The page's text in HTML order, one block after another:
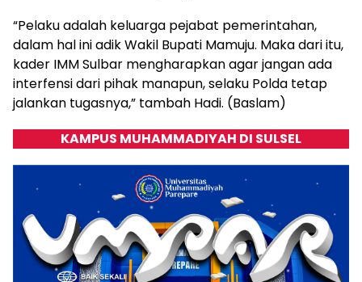
“Pelaku adalah keluarga pejabat pemerintahan,
dalam hal ini adik Wakil Bupati Mamuju. Maka dari itu,
kader IMM Sulbar mengharapkan agar jangan ada
interfensi dari pihak manapun, selaku Polda tetap
jalankan tugasnya,” tambah Hadi. (Baslam)
KAMPUS MUHAMMADIYAH DI SULSEL